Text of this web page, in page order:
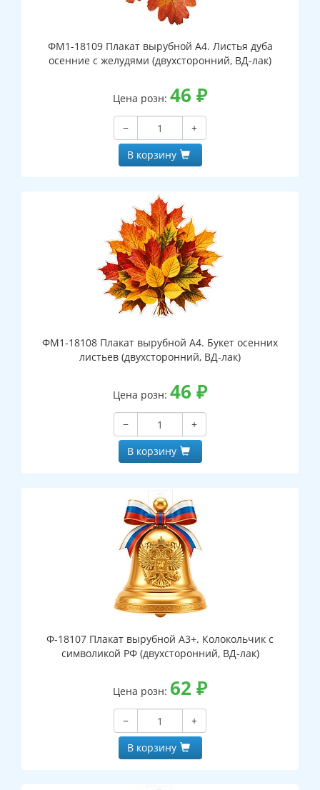
ФМ1-18109 Плакат вырубной А4. Листья дуба
осенние с желудями (двухсторонний, ВД-лак)
Цена розн: 46 ₽
−
+
В корзину
ФМ1-18108 Плакат вырубной А4. Букет осенних
листьев (двухсторонний, ВД-лак)
Цена розн: 46 ₽
−
+
В корзину
Ф-18107 Плакат вырубной А3+. Колокольчик с
символикой РФ (двухсторонний, ВД-лак)
Цена розн: 62 ₽
−
+
В корзину